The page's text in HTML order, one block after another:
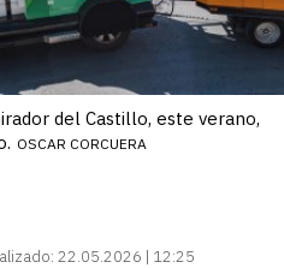
del Castillo, este verano,
OSCAR CORCUERA
22.05.2026 | 12:25